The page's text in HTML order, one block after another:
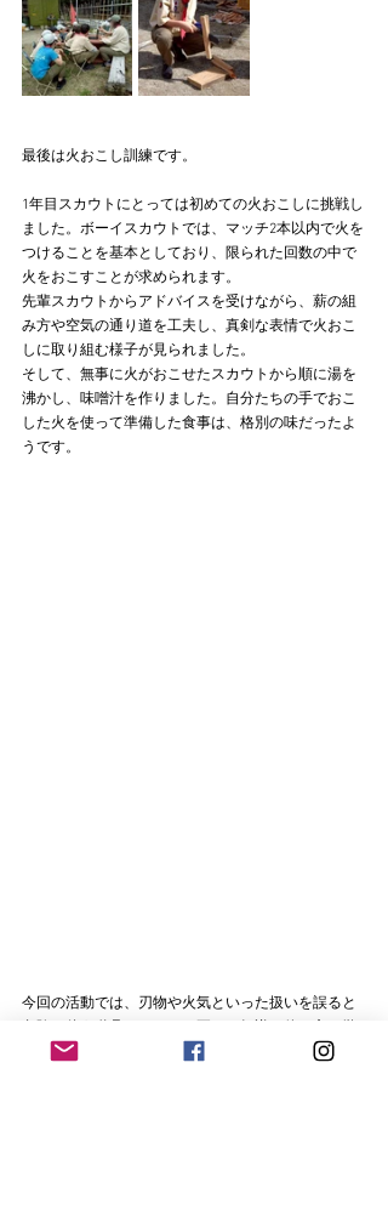
最後は火おこし訓練です。
1年目スカウトにとっては初めての火おこしに挑戦し
ました。ボーイスカウトでは、マッチ2本以内で火を
つけることを基本としており、限られた回数の中で
火をおこすことが求められます。
先輩スカウトからアドバイスを受けながら、薪の組
み方や空気の通り道を工夫し、真剣な表情で火おこ
しに取り組む様子が見られました。
そして、無事に火がおこせたスカウトから順に湯を
沸かし、味噌汁を作りました。自分たちの手でおこ
した火を使って準備した食事は、格別の味だったよ
うです。
今回の活動では、刃物や火気といった扱いを誤ると
びながら、安全に活動する大切さを実感することが